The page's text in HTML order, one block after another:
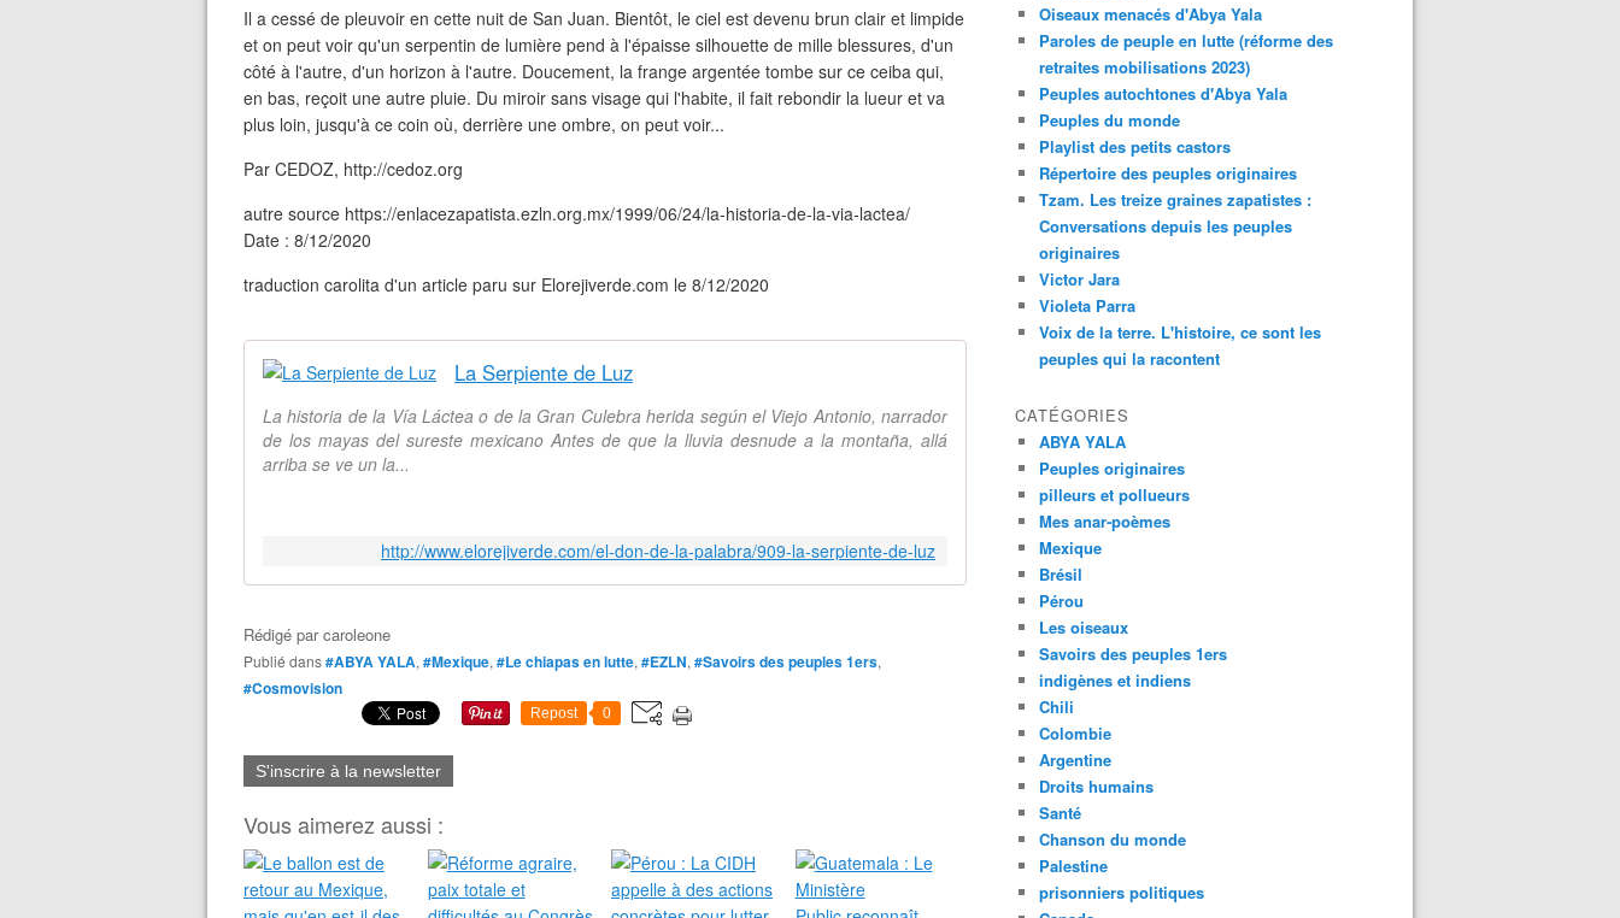
Il a cessé de pleuvoir en cette nuit de San Juan. Bientôt, le ciel est devenu brun clair et limpide
et on peut voir qu'un serpentin de lumière pend à l'épaisse silhouette de mille blessures, d'un
côté à l'autre, d'un horizon à l'autre. Doucement, la frange argentée tombe sur ce ceiba qui,
en bas, reçoit une autre pluie. Du miroir sans visage qui l'habite, il fait rebondir la lueur et va
plus loin, jusqu'à ce coin où, derrière une ombre, on peut voir...
Par CEDOZ, http://cedoz.org
autre source https://enlacezapatista.ezln.org.mx/1999/06/24/la-historia-de-la-via-lactea/
Date : 8/12/2020
traduction carolita d'un article paru sur Elorejiverde.com le 8/12/2020
La Serpiente de Luz
La historia de la Vía Láctea o de la Gran Culebra herida según el Viejo Antonio, narrador
de los mayas del sureste mexicano Antes de que la lluvia desnude a la montaña, allá
arriba se ve un la...
http://www.elorejiverde.com/el-don-de-la-palabra/909-la-serpiente-de-luz
Rédigé parcaroleone
Publié dans#ABYA YALA, #Mexique, #Le chiapas en lutte, #EZLN, #Savoirs des peuples 1ers,
#Cosmovision
Repost 0
S'inscrire à la newsletter
Vous aimerez aussi :
Oiseaux menacés d'Abya Yala
Paroles de peuple en lutte (réforme des
retraites mobilisations 2023)
Peuples autochtones d'Abya Yala
Peuples du monde
Playlist des petits castors
Répertoire des peuples originaires
Tzam. Les treize graines zapatistes :
Conversations depuis les peuples
originaires
Victor Jara
Violeta Parra
Voix de la terre. L'histoire, ce sont les
peuples qui la racontent
CATÉGORIES
ABYA YALA
Peuples originaires
pilleurs et pollueurs
Mes anar-poèmes
Mexique
Brésil
Pérou
Les oiseaux
Savoirs des peuples 1ers
indigènes et indiens
Chili
Colombie
Argentine
Droits humains
Santé
Chanson du monde
Palestine
prisonniers politiques